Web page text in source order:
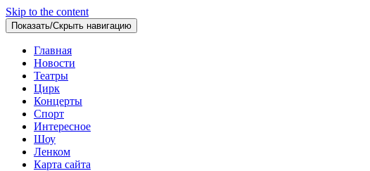
Skip to the content
Показать/Скрыть навигацию
Главная
Новости
Театры
Цирк
Концерты
Спорт
Интересное
Шоу
Ленком
Карта сайта